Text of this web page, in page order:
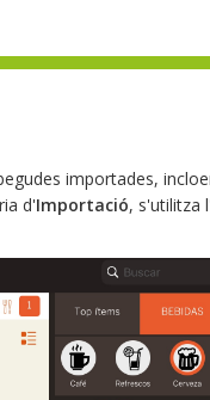
importades,
d'Importació, s'utilitza